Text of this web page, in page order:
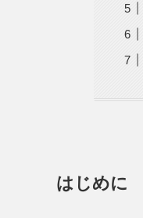
はじめに